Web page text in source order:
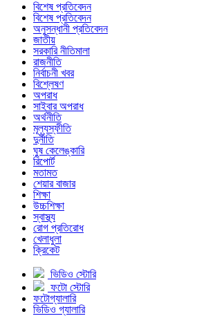
বিশেষ প্রতিবেদন
বিশেষ প্রতিবেদন
অনুসন্ধানী প্রতিবেদন
জাতীয়
সরকারি নীতিমালা
রাজনীতি
নির্বাচনী খবর
বিশ্লেষণ
অপরাধ
সাইবার অপরাধ
অর্থনীতি
মূল্যস্ফীতি
দুর্নীতি
ঘুষ কেলেঙ্কারি
রিপোর্ট
মতামত
শেয়ার বাজার
শিক্ষা
উচ্চশিক্ষা
স্বাস্থ্য
রোগ প্রতিরোধ
খেলাধুলা
ক্রিকেট
ভিডিও স্টোরি
ফটো স্টোরি
ফটোগ্যালারি
ভিডিও গ্যালারি